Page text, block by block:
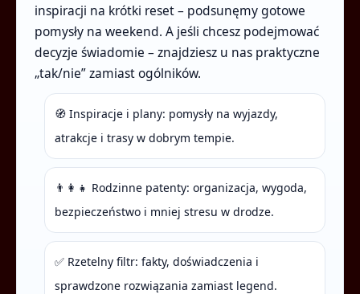
inspiracji na krótki reset – podsunęmy gotowe
pomysły na weekend. A jeśli chcesz podejmować
decyzje świadomie – znajdziesz u nas praktyczne
„tak/nie” zamiast ogólników.
🧭 Inspiracje i plany: pomysły na wyjazdy,
atrakcje i trasy w dobrym tempie.
👨‍👩‍👧 Rodzinne patenty: organizacja, wygoda,
bezpieczeństwo i mniej stresu w drodze.
✅ Rzetelny filtr: fakty, doświadczenia i
sprawdzone rozwiązania zamiast legend.